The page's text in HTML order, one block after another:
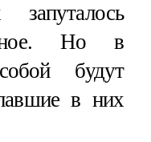
Но в
будут
в них